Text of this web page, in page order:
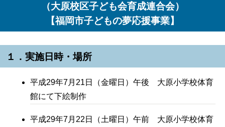
（大原校区子ども会育成連合会）
【福岡市子どもの夢応援事業】
１．実施日時・場所
平成29年7月21日（金曜日）午後 大原小学校体育
館にて下絵制作
平成29年7月22日（土曜日）午前 大原小学校体育